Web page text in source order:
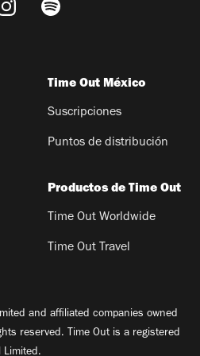
Time Out México
Suscripciones
Puntos de distribución
Productos de Time Out
Time Out Worldwide
Time Out Travel
and affiliated companies owned
reserved. Time Out is a registered
Limited.